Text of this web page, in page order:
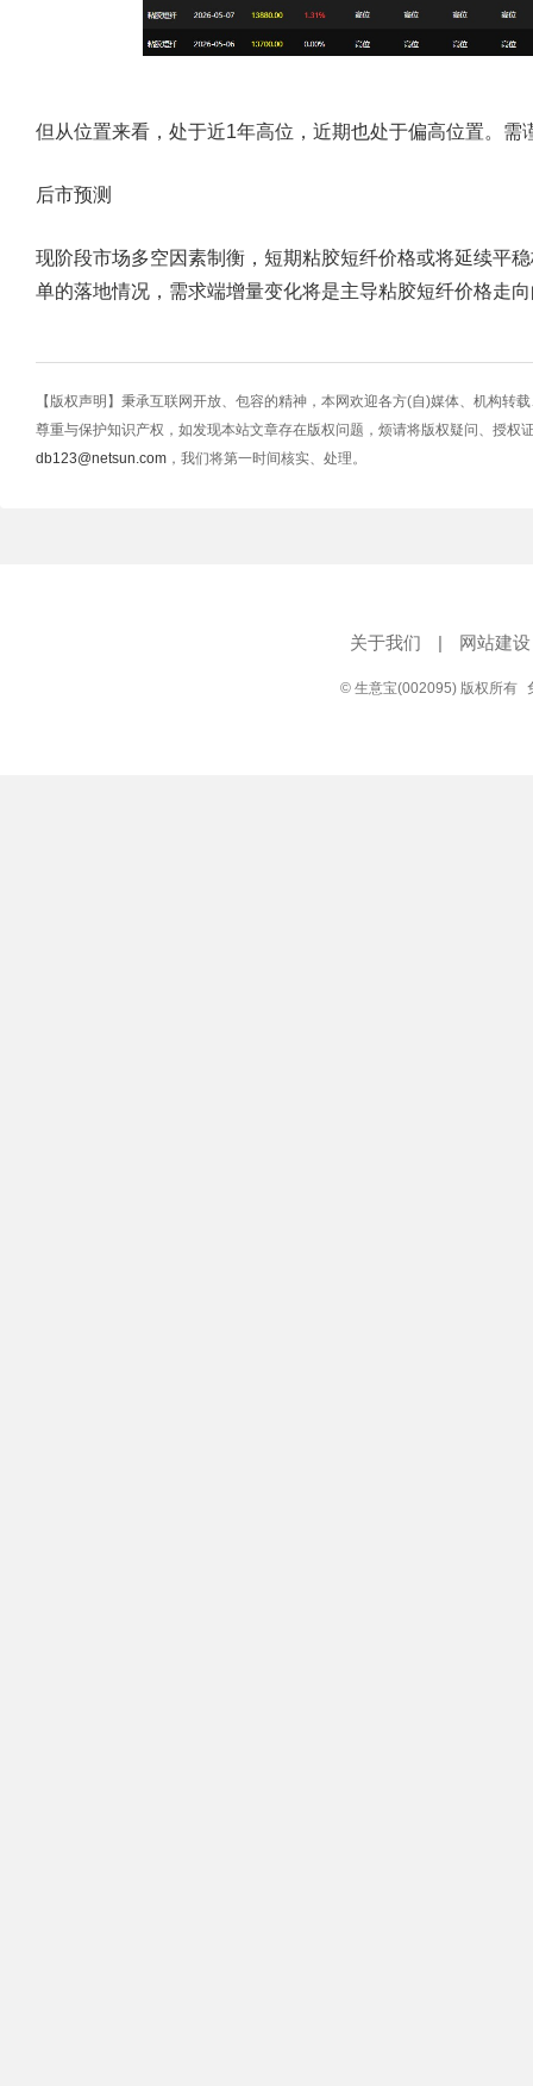
但从位置来看，处于近1年高位，近期也处于偏高位置。需
后市预测
现阶段市场多空因素制衡，短期粘胶短纤价格或将延续平
单的落地情况，需求端增量变化将是主导粘胶短纤价格走
【版权声明】秉承互联网开放、包容的精神，本网欢迎各方(自)媒体、机构转
尊重与保护知识产权，如发现本站文章存在版权问题，烦请将版权疑问、授权
db123@netsun.com ，我们将第一时间核实、处理。
关于我们 | 网站建设
© 生意宝(002095) 版权所有